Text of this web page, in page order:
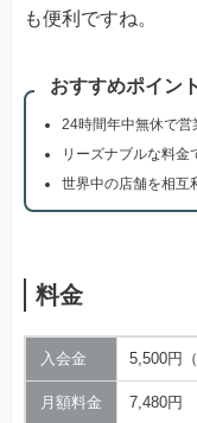
も便利ですね。
おすすめポイン
24時間年中無休で営
リーズナブルな料金
世界中の店舗を相互
料金
入会金 5,500円
月額料金 7,480円